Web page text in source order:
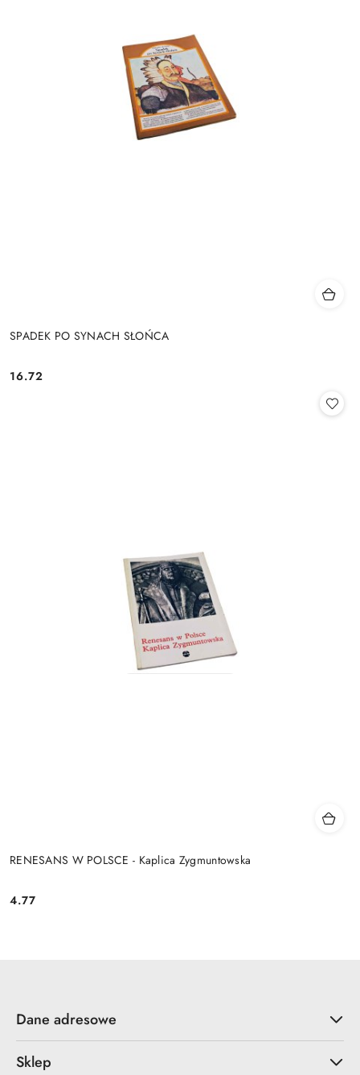
SPADEK PO SYNACH SŁOŃCA
Cena:
16.72
RENESANS W POLSCE - Kaplica Zygmuntowska
Cena:
4.77
Dane adresowe
Sklep